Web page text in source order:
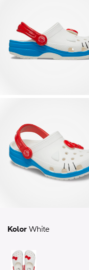
Kolor White